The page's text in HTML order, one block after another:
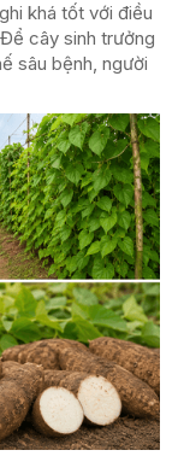
khá tốt với điều
cây sinh trưởng
sâu bệnh, người